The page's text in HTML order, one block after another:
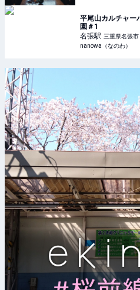
平尾山カルチャー
園＃1
名張駅 三重県名張市
nanowa（なのわ）